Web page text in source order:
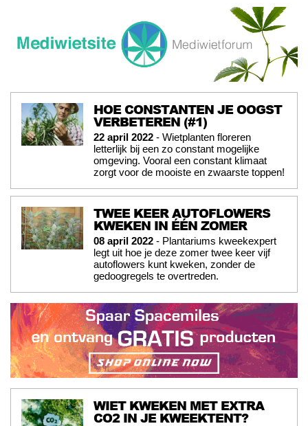
HOE CONSTANTEN JE OOGST
VERBETEREN (#1)
22 april 2022 - Wietplanten floreren
letterlijk bij een zo constant mogelijke
omgeving. Vooral een constant klimaat
zorgt voor de mooiste en zwaarste toppen!
TWEE KEER AUTOFLOWERS
KWEKEN IN ÉÉN ZOMER
08 april 2022 - Plantariums kweekexpert
legt uit hoe je deze zomer twee keer vijf
autoflowers kunt kweken, zonder de
gedoogregels te overtreden.
WIET KWEKEN MET EXTRA
CO2 IN JE KWEEKTENT?